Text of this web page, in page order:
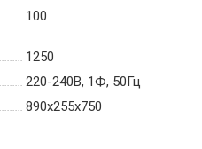
100
1250
220-240В, 1Ф, 50Гц
890х255х750